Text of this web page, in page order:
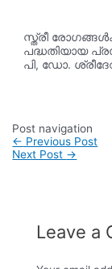
സ്ത്രീ
പദ്ധതിയായ
പി, ഡോ.
Post navigation
← Previous Post
Next Post →
Leave a